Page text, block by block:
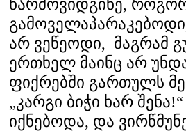
წარმოვიდგინე,
არ ვეწეოდი, მაგრამ
ერთხელ მაინც არ
ფიქრებში გართულს
„კარგი ბიჭი ხარ
იქნებოდა, და